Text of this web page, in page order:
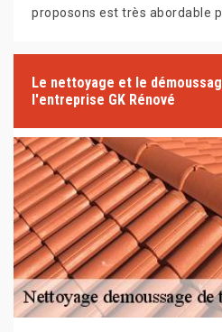
proposons est très abordable
Le nettoyage et le
l'entreprise GK Rénové